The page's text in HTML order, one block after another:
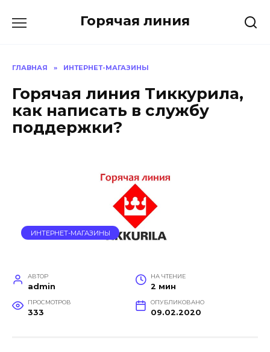
Горячая линия
ГЛАВНАЯ » ИНТЕРНЕТ-МАГАЗИНЫ
Горячая линия Тиккурила,
как написать в службу
поддержки?
ИНТЕРНЕТ-МАГАЗИНЫ
АВТОР
admin
НА ЧТЕНИЕ
2 мин
ПРОСМОТРОВ
333
ОПУБЛИКОВАНО
09.02.2020